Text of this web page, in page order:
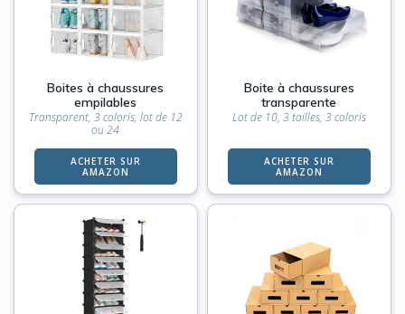
Boites à chaussures
empilables
Transparent, 3 coloris, lot de 12
ou 24
ACHETER SUR
AMAZON
Boite à chaussures
transparente
Lot de 10, 3 tailles, 3 coloris
ACHETER SUR
AMAZON